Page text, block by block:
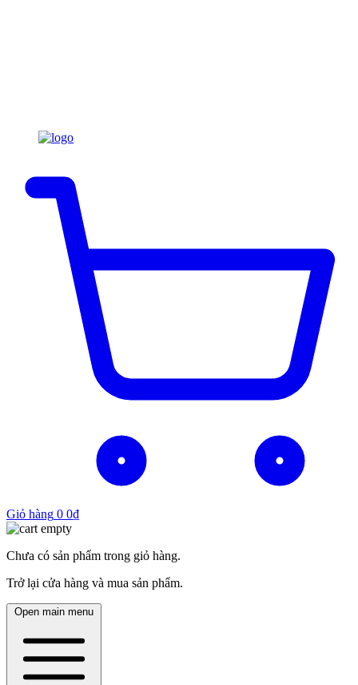
Giỏ hàng 0 0₫
Chưa có sản phẩm trong giỏ hàng.
Trở lại cửa hàng và mua sản phẩm.
Open main menu